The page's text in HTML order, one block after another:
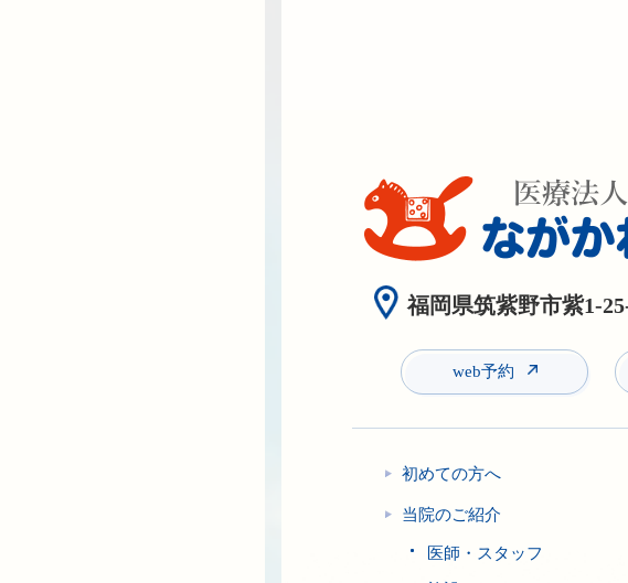
福岡県筑紫野市紫1-
web予約
初めての方へ
当院のご紹介
医師・スタッフ